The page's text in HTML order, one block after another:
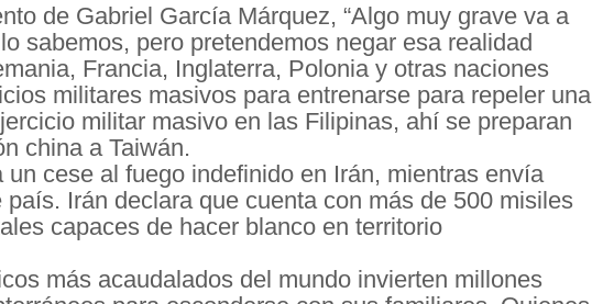
de Gabriel García Márquez, “Algo muy grave va a
sabemos, pero pretendemos negar esa realidad
Francia, Inglaterra, Polonia y otras naciones
militares masivos para entrenarse para repeler una
militar masivo en las Filipinas, ahí se preparan
china a Taiwán.
cese al fuego indefinido en Irán, mientras envía
Irán declara que cuenta con más de 500 misiles
capaces de hacer blanco en territorio
más acaudalados del mundo invierten millones